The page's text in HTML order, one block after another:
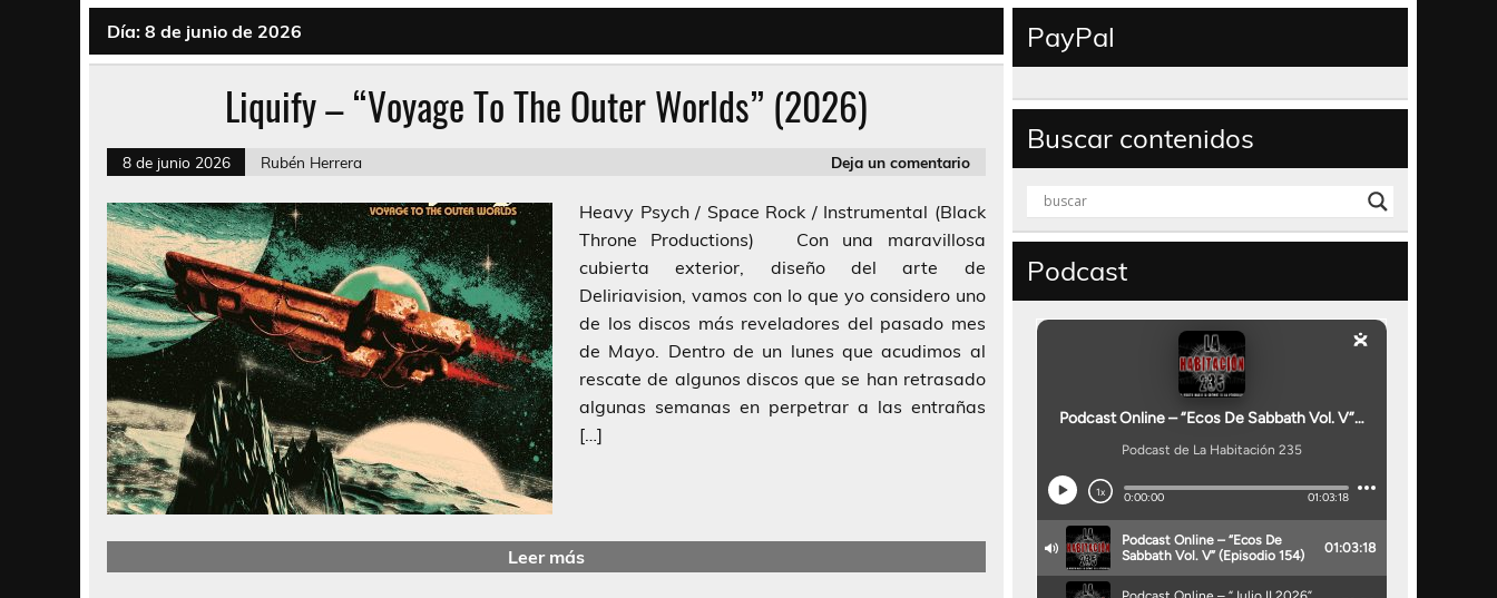
Día: 8 de junio de 2026
Liquify – “Voyage To The Outer Worlds” (2026)
8 de junio 2026 Rubén Herrera Deja un comentario
Heavy Psych / Space Rock / Instrumental (Black
Throne Productions) Con una maravillosa
cubierta exterior, diseño del arte de
Deliriavision, vamos con lo que yo considero uno
de los discos más reveladores del pasado mes
de Mayo. Dentro de un lunes que acudimos al
rescate de algunos discos que se han retrasado
algunas semanas en perpetrar a las entrañas
[…]
Leer más
PayPal
Buscar contenidos
Podcast